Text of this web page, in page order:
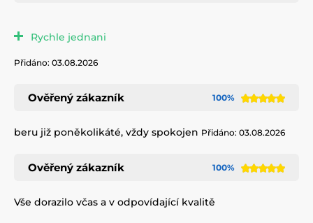
Rychle jednani
Přidáno: 03.08.2026
Ověřený zákazník 100%
beru již poněkolikáté, vždy spokojen Přidáno: 03.08.2026
Ověřený zákazník 100%
Vše dorazilo včas a v odpovídající kvalitě